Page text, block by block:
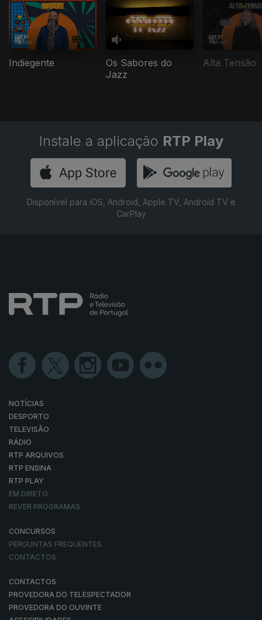
Indiegente
Os Sabores do
Jazz
Alta Tensão
Instale a aplicação RTP Play
Disponível para iOS, Android, Apple TV, Android TV e
CarPlay
NOTÍCIAS
DESPORTO
TELEVISÃO
RÁDIO
RTP ARQUIVOS
RTP ENSINA
RTP PLAY
EM DIRETO
REVER PROGRAMAS
CONCURSOS
PERGUNTAS FREQUENTES
CONTACTOS
CONTACTOS
PROVEDORA DO TELESPECTADOR
PROVEDORA DO OUVINTE